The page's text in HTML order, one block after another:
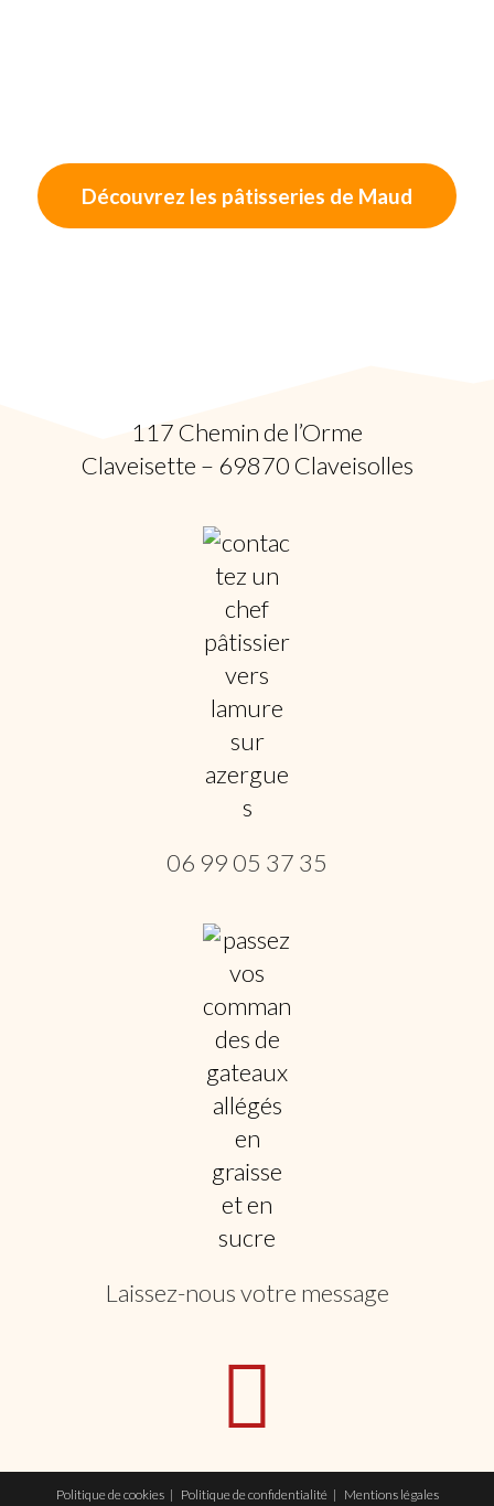
Découvrez les pâtisseries de Maud
117 Chemin de l’Orme
Claveisette – 69870 Claveisolles
06 99 05 37 35
Laissez-nous votre message
Politique de cookies Politique de confidentialité Mentions légales